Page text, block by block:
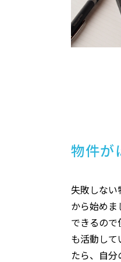
物件が
失敗しない
から始め
できるの
も活動して
たら、自